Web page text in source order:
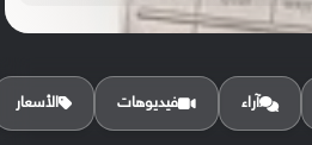
آراء فيديوهات الأسعار